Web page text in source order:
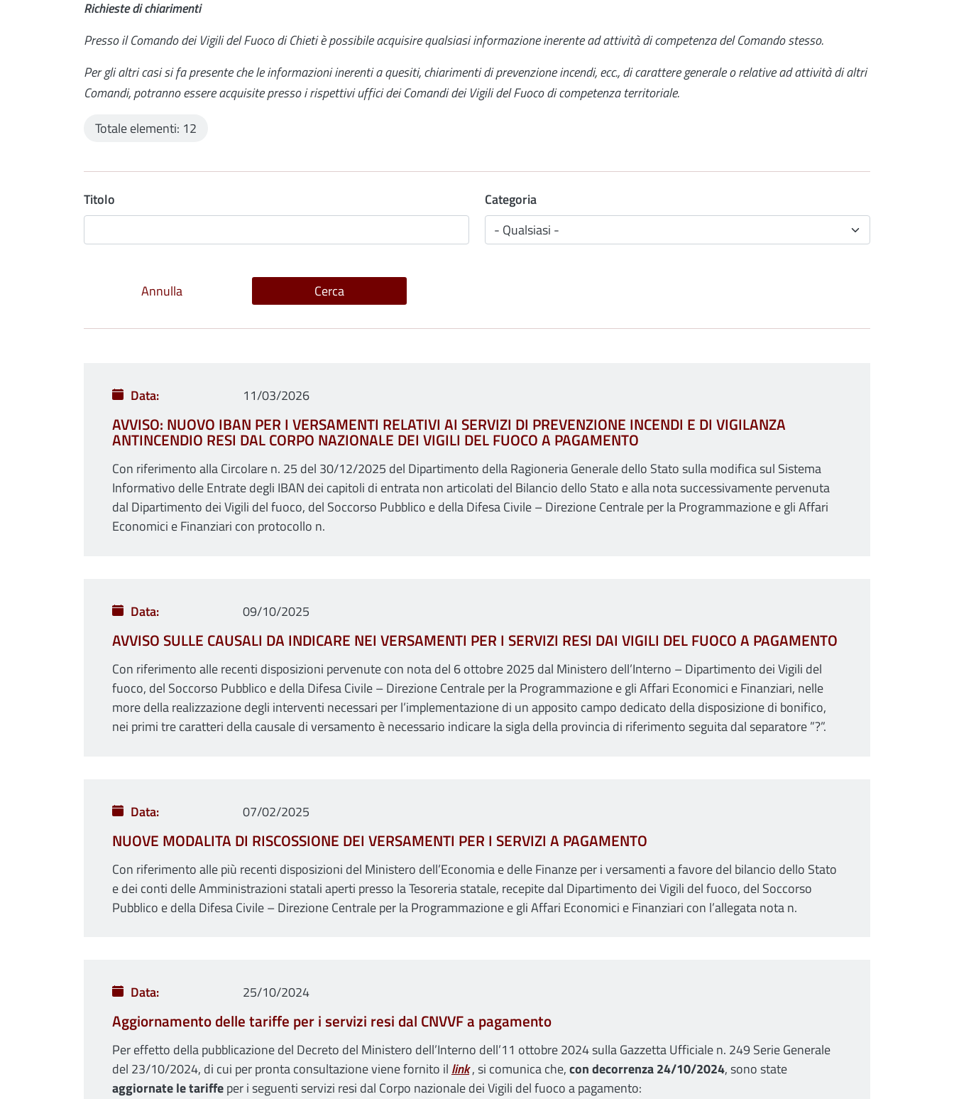
Richieste di chiarimenti
Presso il Comando dei Vigili del Fuoco di Chieti è possibile acquisire qualsiasi informazione inerente ad attività di competenza del Comando stesso.
Per gli altri casi si fa presente che le informazioni inerenti a quesiti, chiarimenti di prevenzione incendi, ecc., di carattere generale o relative ad attività di altri
Comandi, potranno essere acquisite presso i rispettivi uffici dei Comandi dei Vigili del Fuoco di competenza territoriale.
Totale elementi: 12
Titolo Categoria
Data 11/03/2026
AVVISO: NUOVO IBAN PER I VERSAMENTI RELATIVI AI SERVIZI DI PREVENZIONE INCENDI E DI VIGILANZA
ANTINCENDIO RESI DAL CORPO NAZIONALE DEI VIGILI DEL FUOCO A PAGAMENTO
Con riferimento alla Circolare n. 25 del 30/12/2025 del Dipartimento della Ragioneria Generale dello Stato sulla modifica sul Sistema
Informativo delle Entrate degli IBAN dei capitoli di entrata non articolati del Bilancio dello Stato e alla nota successivamente pervenuta
dal Dipartimento dei Vigili del fuoco, del Soccorso Pubblico e della Difesa Civile – Direzione Centrale per la Programmazione e gli Affari
Economici e Finanziari con protocollo n.
Data 09/10/2025
AVVISO SULLE CAUSALI DA INDICARE NEI VERSAMENTI PER I SERVIZI RESI DAI VIGILI DEL FUOCO A PAGAMENTO
Con riferimento alle recenti disposizioni pervenute con nota del 6 ottobre 2025 dal Ministero dell’Interno – Dipartimento dei Vigili del
fuoco, del Soccorso Pubblico e della Difesa Civile – Direzione Centrale per la Programmazione e gli Affari Economici e Finanziari, nelle
more della realizzazione degli interventi necessari per l’implementazione di un apposito campo dedicato della disposizione di bonifico,
nei primi tre caratteri della causale di versamento è necessario indicare la sigla della provincia di riferimento seguita dal separatore ”?”.
Data 07/02/2025
NUOVE MODALITA DI RISCOSSIONE DEI VERSAMENTI PER I SERVIZI A PAGAMENTO
Con riferimento alle più recenti disposizioni del Ministero dell’Economia e delle Finanze per i versamenti a favore del bilancio dello Stato
e dei conti delle Amministrazioni statali aperti presso la Tesoreria statale, recepite dal Dipartimento dei Vigili del fuoco, del Soccorso
Pubblico e della Difesa Civile – Direzione Centrale per la Programmazione e gli Affari Economici e Finanziari con l’allegata nota n.
Data 25/10/2024
Aggiornamento delle tariffe per i servizi resi dal CNVVF a pagamento
Per effetto della pubblicazione del Decreto del Ministero dell’Interno dell’11 ottobre 2024 sulla Gazzetta Ufficiale n. 249 Serie Generale
del 23/10/2024, di cui per pronta consultazione viene fornito il link, si comunica che,con decorrenza 24/10/2024, sono state
aggiornate le tariffeper i seguenti servizi resi dal Corpo nazionale dei Vigili del fuoco a pagamento: